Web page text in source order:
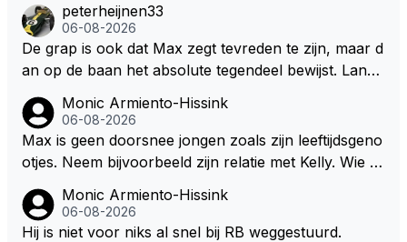
m/haar van zijn laatste zuurverdiende stuiver te ber
oven. De Staat heeft nooit ooit maar een stuiver in Z
andvoort willen investeren en dat zal ook nooit gebe
uren. Afdragen van BTW gelden en vergunningen bi
j dergelijke sportievefestiviteiten MOET je dan weer
wel afstaan, de parasiet.
peterheijnen33
06-08-2026
De grap is ook dat Max zegt tevreden te zijn, maar d
an op de baan het absolute tegendeel bewijst. Lando
dan eigenlijk niet echt zien. ;)
Monic Armiento-Hissink
06-08-2026
Max is geen doorsnee jongen zoals zijn leeftijdsgeno
otjes. Neem bijvoorbeeld zijn relatie met Kelly. Wie g
artjes ouder is en al een kleine heeft van een voorm
alig RB-lid op de leeftijd van 23 jaar? Hij doet dingen
Monic Armiento-Hissink
06-08-2026
Hij is niet voor niks al snel bij RB weggestuurd.